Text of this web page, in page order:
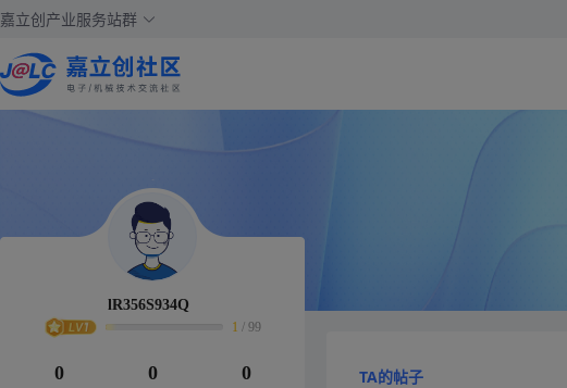
嘉立创产业服务站群
lR356S934Q
1 / 99
0 0 0 TA的帖子